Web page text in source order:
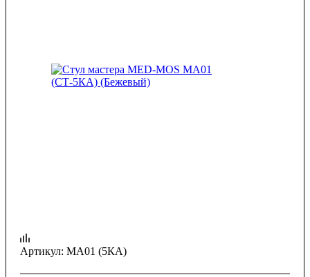
Артикул: MA01 (5КА)